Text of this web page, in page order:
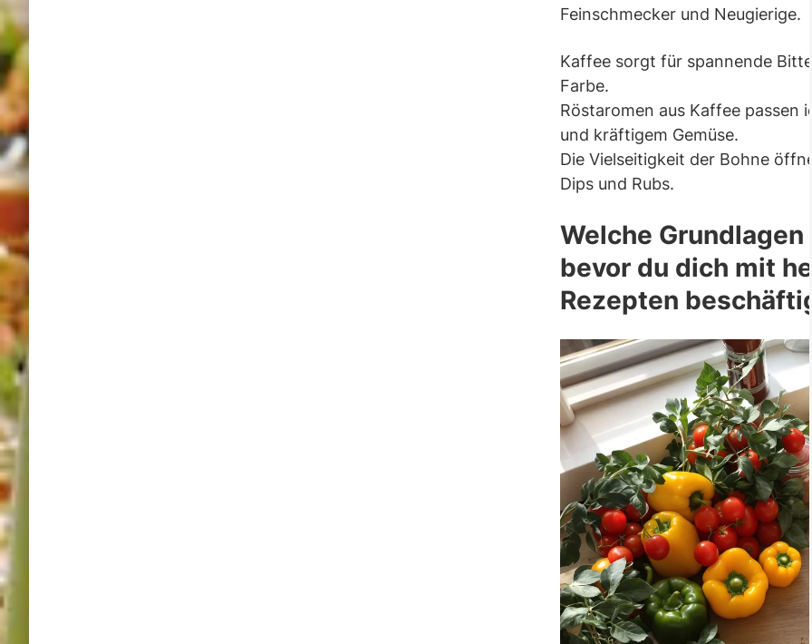
Feinschmecker und Neugierige.
Kaffee sorgt für spannende
Farbe.
Röstaromen aus Kaffee passen
und kräftigem Gemüse.
Die Vielseitigkeit der Bohne
Dips und Rubs.
Welche
bevor du dich mit
Rezepten